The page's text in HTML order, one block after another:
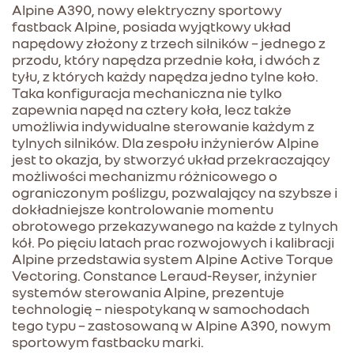
Alpine A390, nowy elektryczny sportowy
fastback Alpine, posiada wyjątkowy układ
napędowy złożony z trzech silników – jednego z
przodu, który napędza przednie koła, i dwóch z
tyłu, z których każdy napędza jedno tylne koło.
Taka konfiguracja mechaniczna nie tylko
zapewnia napęd na cztery koła, lecz także
umożliwia indywidualne sterowanie każdym z
tylnych silników. Dla zespołu inżynierów Alpine
jest to okazja, by stworzyć układ przekraczający
możliwości mechanizmu różnicowego o
ograniczonym poślizgu, pozwalający na szybsze i
dokładniejsze kontrolowanie momentu
obrotowego przekazywanego na każde z tylnych
kół. Po pięciu latach prac rozwojowych i kalibracji
Alpine przedstawia system Alpine Active Torque
Vectoring. Constance Leraud-Reyser, inżynier
systemów sterowania Alpine, prezentuje
technologię – niespotykaną w samochodach
tego typu – zastosowaną w Alpine A390, nowym
sportowym fastbacku marki.